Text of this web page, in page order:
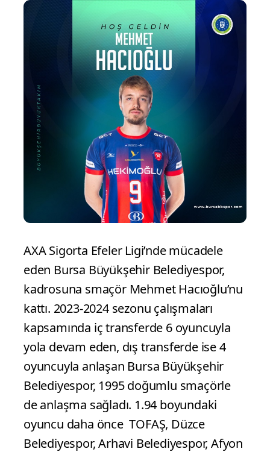
AXA Sigorta Efeler Ligi’nde mücadele
eden Bursa Büyükşehir Belediyespor,
kadrosuna smaçör Mehmet Hacıoğlu’nu
kattı. 2023-2024 sezonu çalışmaları
kapsamında iç transferde 6 oyuncuyla
yola devam eden, dış transferde ise 4
oyuncuyla anlaşan Bursa Büyükşehir
Belediyespor, 1995 doğumlu smaçörle
de anlaşma sağladı. 1.94 boyundaki
oyuncu daha önce TOFAŞ, Düzce
Belediyespor, Arhavi Belediyespor, Afyon